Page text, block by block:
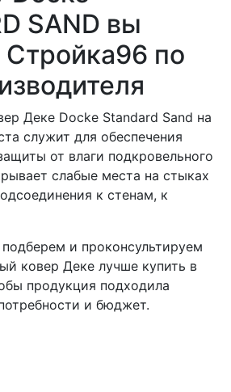
SAND вы
по
Деке Docke Standard Sand на
служит для обеспечения
от влаги подкровельного
слабые места на стыках
к стенам, к
и проконсультируем
ковер Деке лучше купить в
продукция подходила
и бюджет.